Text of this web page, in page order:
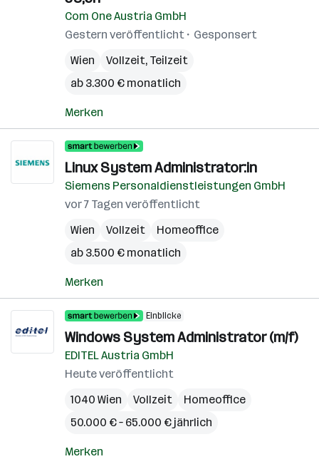
Com One Austria GmbH
Gestern veröffentlicht
Gesponsert
Wien
Vollzeit, Teilzeit
ab 3.300 € monatlich
Merken
Linux System Administrator:in
Siemens Personaldienstleistungen GmbH
vor 7 Tagen veröffentlicht
Wien
Vollzeit
Homeoffice
ab 3.500 € monatlich
Merken
Einblicke
Windows System Administrator (m/f)
EDITEL Austria GmbH
Heute veröffentlicht
1040 Wien
Vollzeit
Homeoffice
50.000 € – 65.000 € jährlich
Merken